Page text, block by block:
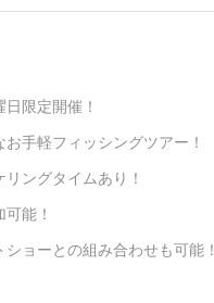
限定開催！
手軽フィッシングツアー！
ングタイムあり！
能！
ョーとの組み合わせも可能！